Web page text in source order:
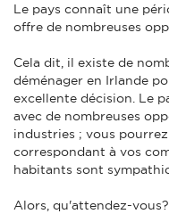
Le pays connaît une
offre de nombreuses
Cela dit, il existe de
déménager en Irlande
excellente décision. Le
avec de nombreuses
industries ; vous
correspondant à vos
habitants sont
Alors, qu'attendez-